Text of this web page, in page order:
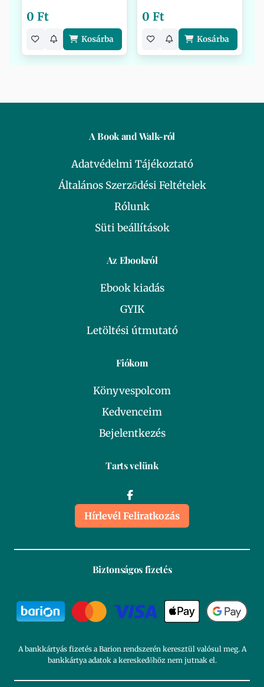
0 Ft
Kosárba
0 Ft
Kosárba
A Book and Walk-ról
Adatvédelmi Tájékoztató
Általános Szerződési Feltételek
Rólunk
Süti beállítások
Az Ebookról
Ebook kiadás
GYIK
Letöltési útmutató
Fiókom
Könyvespolcom
Kedvenceim
Bejelentkezés
Tarts velünk
Hírlevél Feliratkozás
Biztonságos fizetés
A bankkártyás fizetés a Barion rendszerén keresztül valósul meg. A
bankkártya adatok a kereskedőhöz nem jutnak el.